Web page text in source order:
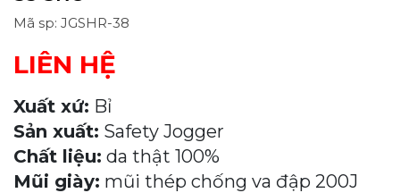
Mã sp: JGSHR-38
LIÊN HỆ
Xuất xứ: Bỉ
Sản xuất: Safety Jogger
Chất liệu: da thật 100%
Mũi giày: mũi thép chống va đập 200J